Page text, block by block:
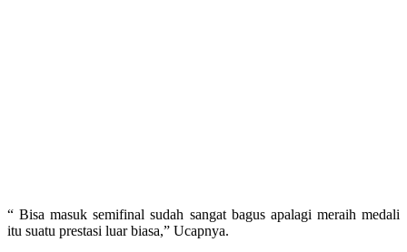
“ Bisa masuk semifinal sudah sangat bagus apalagi meraih medali
itu suatu prestasi luar biasa,” Ucapnya.